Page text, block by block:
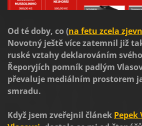
Od té doby, co (na fetu zcela
Novotný ještě více zatemnil již
ruské vztahy deklarováním
Řeporyjích pomník padlým
převaluje mediálním prostorem
smradu.
Když jsem zveřejnil článek Pepek